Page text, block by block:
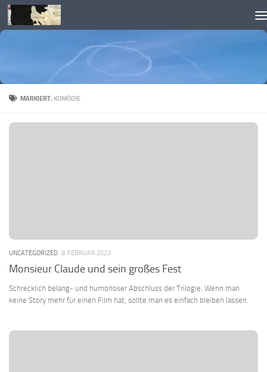
Skip to content
MARKIERT: KOMÖDIE
UNCATEGORIZED 8. FEBRUAR 2023
Monsieur Claude und sein großes Fest
Schrecklich belang- und humorloser Abschluss der Trilogie. Wenn man
keine Story mehr für einen Film hat, sollte man es einfach bleiben lassen.